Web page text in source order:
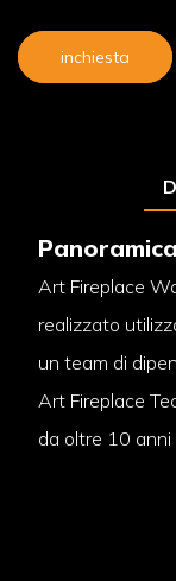
inchiesta
Art Fireplace
realizzato
un team di
Art Fireplace
da oltre 10 anni